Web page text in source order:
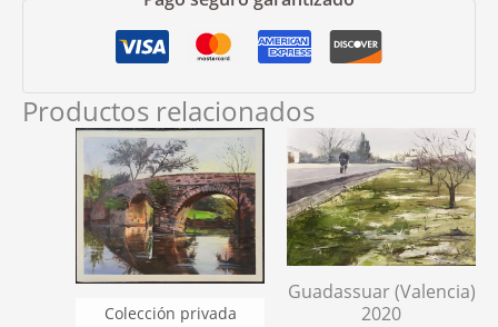
Productos relacionados
Guadassuar (Valencia)
2020